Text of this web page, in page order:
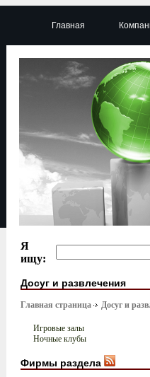
Главная
Я
ищу:
Досуг и развлечения
Главная страница Досуг и
Игровые залы
Ночные клубы
Фирмы раздела